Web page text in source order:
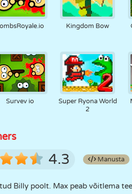
Kingdom Bow
Survev io
Super Ryona World
2
4.3 Manusta
Billy poolt. Max peab võitlema tee